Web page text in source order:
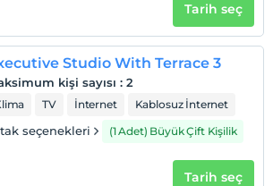
Tarih seç
Studio With Terrace 3
kişi sayısı : 2
TV İnternet Kablosuz İnternet
seçenekleri (1 Adet) Büyük Çift Kişilik
Tarih seç